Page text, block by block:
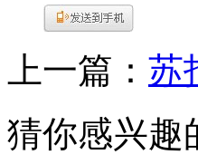
上一篇： 苏
猜你感兴趣